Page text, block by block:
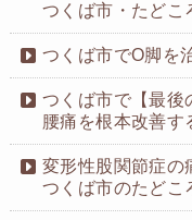
つくば市・たどこ
つくば市でO脚を
つくば市で【最後
腰痛を根本改善す
変形性股関節症の
つくば市のたどこ